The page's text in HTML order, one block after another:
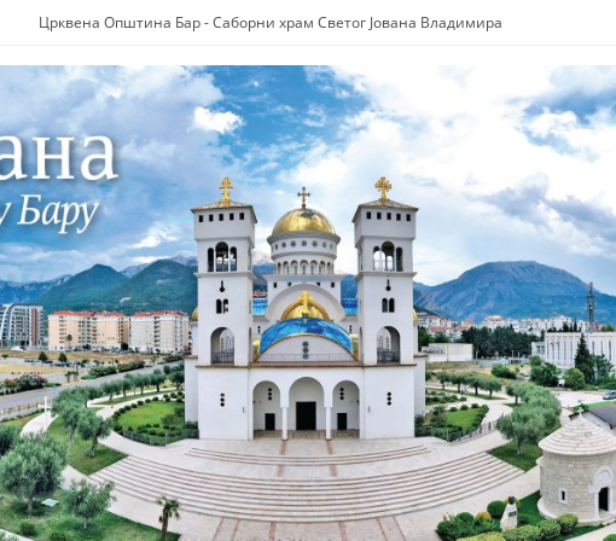
Црквена Општина Бар - Саборни храм Светог Јована Владимира